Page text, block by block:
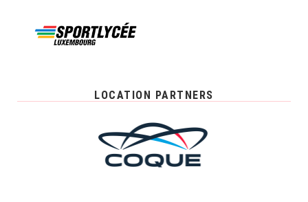
LOCATION PARTNERS